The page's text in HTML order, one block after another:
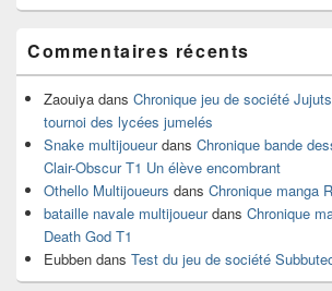
Commentaires récents
Zaouiya dans Chronique jeu de société
tournoi des lycées jumelés
Snake multijoueurdans Chronique bande
Clair-Obscur T1 Un élève encombrant
Othello Multijoueurs dans Chronique manga
bataille navale multijoueurdans Chronique
Death God T1
Eubben dans Test du jeu de société